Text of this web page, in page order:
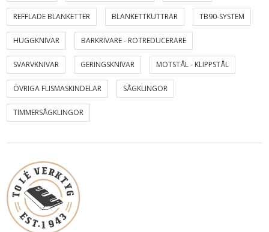
REFFLADE BLANKETTER BLANKETTKUTTRAR TB90-SYSTEM
HUGGKNIVAR BARKRIVARE - ROTREDUCERARE
SVARVKNIVAR GERINGSKNIVAR MOTSTÅL - KLIPPSTÅL
ÖVRIGA FLISMASKINDELAR SÅGKLINGOR
TIMMERSÅGKLINGOR